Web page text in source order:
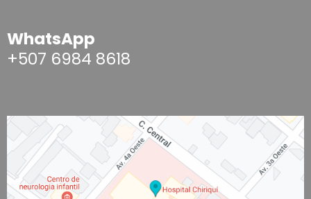
WhatsApp
+507 6984 8618